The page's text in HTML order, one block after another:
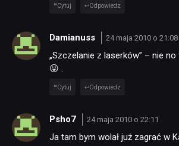
Cytuj Odpowiedz
Damianuss 24 maja 2010 o 21:08
„Szczelanie z laserków” – nie
😛 .
Cytuj Odpowiedz
Psho7 24 maja 2010 o 22:11
Ja tam bym wolał już zagrać w